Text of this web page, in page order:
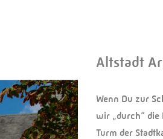
Altstadt
Wenn Du zur
wir „durch“ die
Turm der